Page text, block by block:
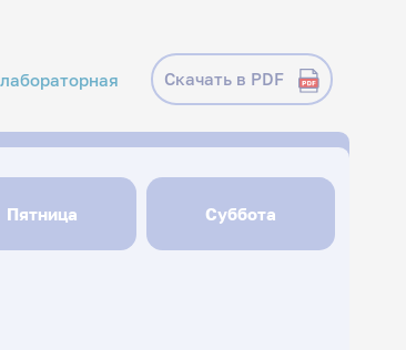
лабораторная Скачать в PDF
Пятница Суббота